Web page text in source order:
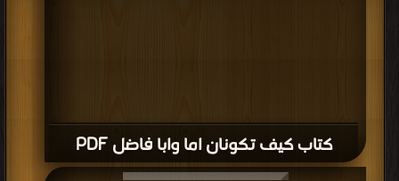
كتاب كيف تكونان اما وابا فاضل PDF